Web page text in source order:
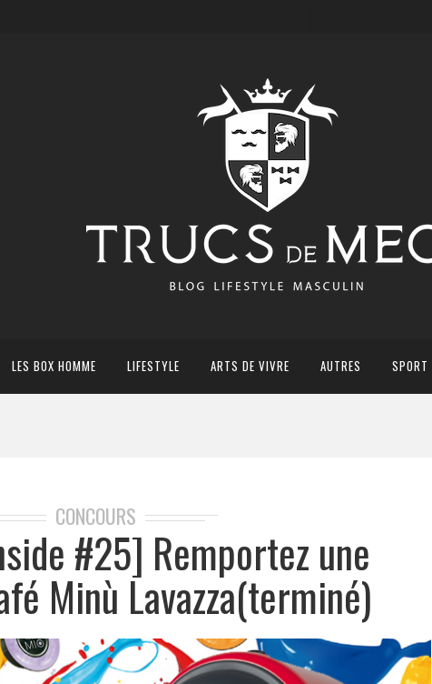
LES BOX HOMME LIFESTYLE ARTS DE VIVRE AUTRES SPORT
CONCOURS
#25] Remportez une
Minù Lavazza(terminé)